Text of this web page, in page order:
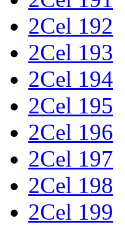
2Cel 192
2Cel 193
2Cel 194
2Cel 195
2Cel 196
2Cel 197
2Cel 198
2Cel 199